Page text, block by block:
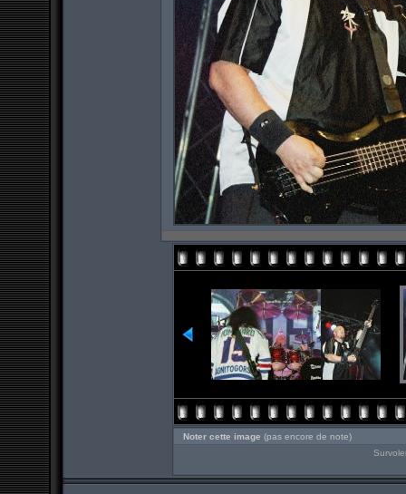
Noter cette image (pas encore de note)